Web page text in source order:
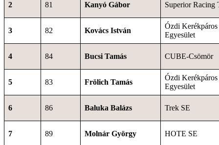
2 81 Kanyó Gábor Superior Racing
3 82 Kovács István
Ózdi Kerékpáros
Egyesület
4 84 Bucsi Tamás CUBE-Csömör
5 83 Frölich Tamás
Ózdi Kerékpáros
Egyesület
6 86 Baluka Balázs Trek SE
7 89 Molnár György HOTE SE